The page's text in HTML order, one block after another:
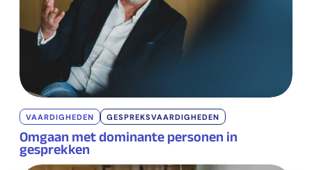
VAARDIGHEDEN GESPREKSVAARDIGHEDEN
Omgaan met dominante personen in
gesprekken